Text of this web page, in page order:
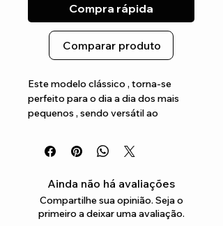
Compra rápida
Comparar produto
Este modelo clássico , torna-se
perfeito para o dia a dia dos mais
pequenos , sendo versátil ao
Ainda não há avaliações
Compartilhe sua opinião. Seja o
primeiro a deixar uma avaliação.